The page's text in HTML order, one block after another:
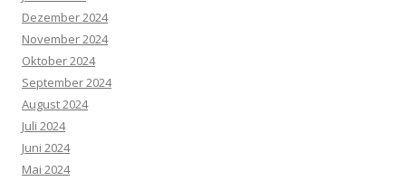
Dezember 2024
November 2024
Oktober 2024
September 2024
August 2024
Juli 2024
Juni 2024
Mai 2024